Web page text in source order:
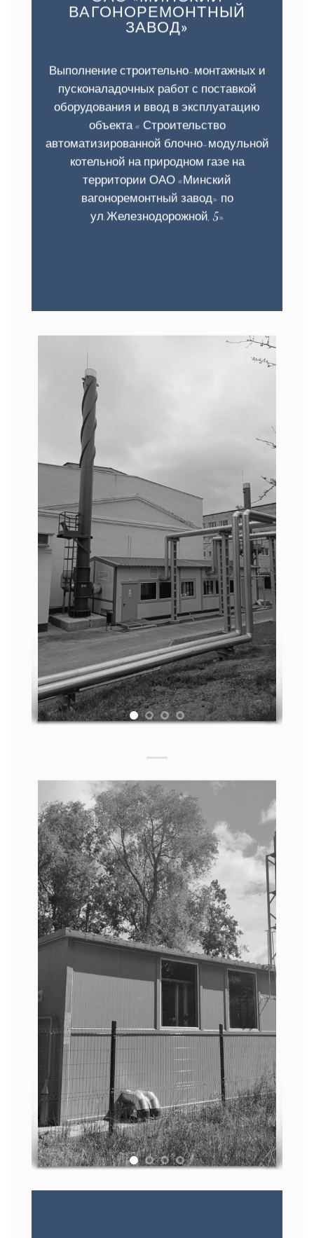
ВАГОНОРЕМОНТНЫЙ
ЗАВОД»
Выполнение строительно-монтажных и
пусконаладочных работ с поставкой
оборудования и ввод в эксплуатацию
объекта « Строительство
автоматизированной блочно-модульной
котельной на природном газе на
территории ОАО «Минский
вагоноремонтный завод» по
ул.Железнодорожной, 5»